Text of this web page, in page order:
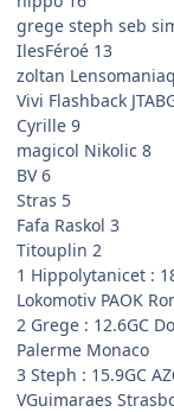
grege steph seb
IlesFéroé 13
zoltan
Vivi Flashback
Cyrille 9
magicol Nikolic 8
BV 6
Stras 5
Fafa Raskol 3
Titouplin 2
1 Hippolytanicet :
Lokomotiv PAOK
2 Grege : 12.6GC
Palerme Monaco
3 Steph : 15.9GC
VGuimaraes